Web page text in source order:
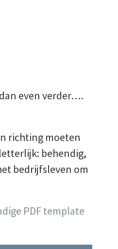
even verder….
richting moeten
behendig,
bedrijfsleven om
PDF template